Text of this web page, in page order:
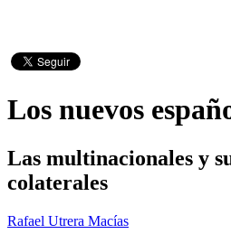
Los nuevos
Las multinacionales y
colaterales
Rafael Utrera Macías